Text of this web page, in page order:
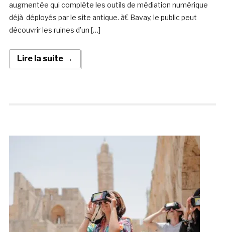
augmentée qui complète les outils de médiation numérique
déjà déployés par le site antique. à€ Bavay, le public peut
découvrir les ruines d’un […]
Lire la suite →